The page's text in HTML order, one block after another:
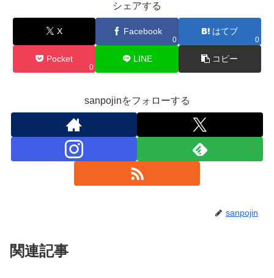
シェアする
X Facebook
0
はてブ
0
Pocket
0
LINE コピー
sanpojinをフォローする
sanpojin
関連記事